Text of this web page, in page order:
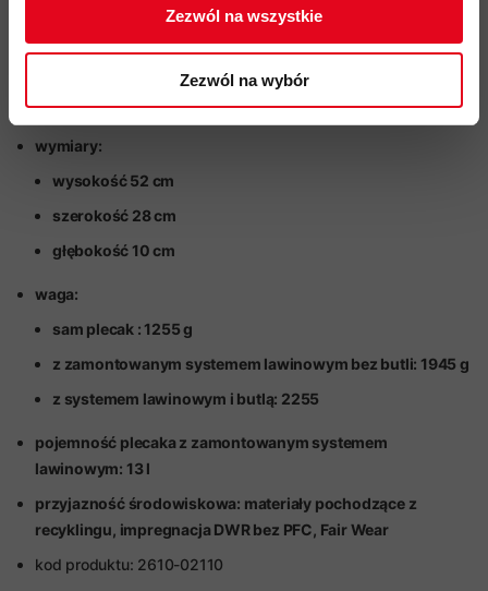
Zezwól na wszystkie
Zezwól na wybór
dodatkowego sprzętu
system lawinowy: Removable Airbag 3.0
czas napełnienia się poduszki w momencie odpalenia: 3 s
butla do systemu lawinowego dostępna osobno
wymiary:
wysokość 52 cm
szerokość 28 cm
głębokość 10 cm
waga:
sam plecak : 1255 g
z zamontowanym systemem lawinowym bez butli: 1945 g
z systemem lawinowym i butlą: 2255
pojemność plecaka z zamontowanym systemem
lawinowym: 13 l
przyjazność środowiskowa: materiały pochodzące z
recyklingu, impregnacja DWR bez PFC, Fair Wear
kod produktu: 2610-02110